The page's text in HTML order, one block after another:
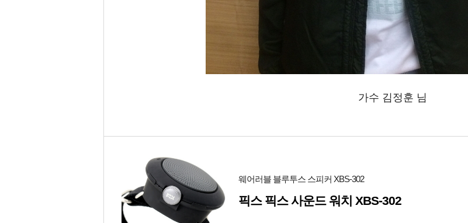
가수 김정훈 님
웨어러블 블루투스 스피커 XBS-302
픽스 픽스 사운드 워치 XBS-302